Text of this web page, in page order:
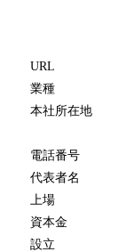
URL
業種
本社所在地
電話番号
代表者名
上場
資本金
設立